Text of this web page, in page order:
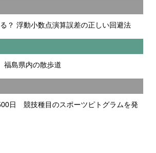
？ 浮動小数点演算誤差の正しい回避法
島県内の散歩道
日 競技種目のスポーツピトグラムを発